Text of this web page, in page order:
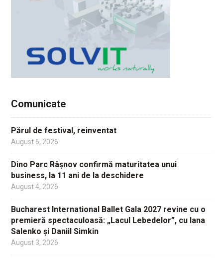
Comunicate
Părul de festival, reinventat
August 6, 2026
Dino Parc Râșnov confirmă maturitatea unui
business, la 11 ani de la deschidere
August 4, 2026
Bucharest International Ballet Gala 2027 revine cu o
premieră spectaculoasă: „Lacul Lebedelor”, cu Iana
Salenko și Daniil Simkin
August 3, 2026